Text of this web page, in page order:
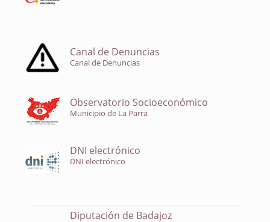
Canal de Denuncias
Canal de Denuncias
Observatorio Socioeconómico
Municipio de La Parra
DNI electrónico
DNI electrónico
Diputación de Badajoz